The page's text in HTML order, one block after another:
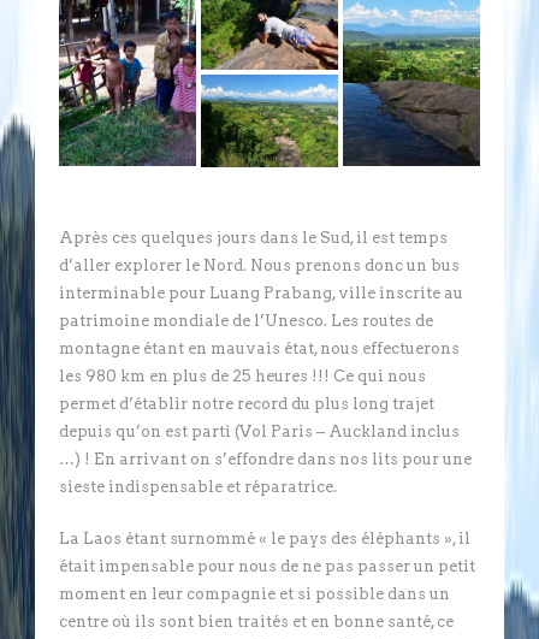
Après ces quelques jours dans le Sud, il est temps
d’aller explorer le Nord. Nous prenons donc un bus
interminable pour Luang Prabang, ville inscrite au
patrimoine mondiale de l’Unesco. Les routes de
montagne étant en mauvais état, nous effectuerons
les 980 km en plus de 25 heures !!! Ce qui nous
permet d’établir notre record du plus long trajet
depuis qu’on est parti (Vol Paris – Auckland inclus
…) ! En arrivant on s’effondre dans nos lits pour une
sieste indispensable et réparatrice.
La Laos étant surnommé « le pays des éléphants », il
était impensable pour nous de ne pas passer un petit
moment en leur compagnie et si possible dans un
centre où ils sont bien traités et en bonne santé, ce